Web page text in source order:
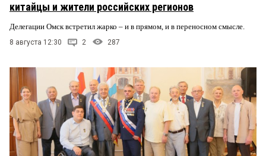
китайцы и жители российских регионов
Делегации Омск встретил жарко – и в прямом, и в переносном смысле.
8 августа 12:30 2 287